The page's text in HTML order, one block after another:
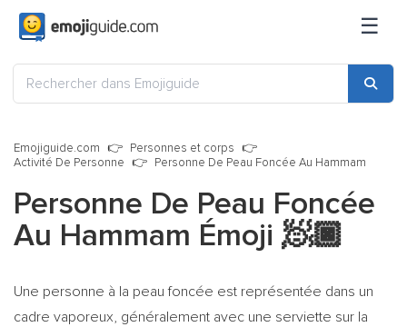
☰
Emojiguide.com
Personnes et corps
Activité De Personne
Personne De Peau Foncée Au Hammam
Personne De Peau Foncée
Au Hammam Émoji 🧖🏿
Une personne à la peau foncée est représentée dans un
cadre vaporeux, généralement avec une serviette sur la